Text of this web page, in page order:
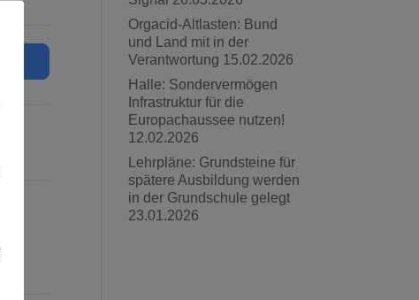
Orgacid-Altlasten: Bund
und Land mit in der
Verantwortung 15.02.2026
Halle: Sondervermögen
Infrastruktur für die
Europachaussee nutzen!
12.02.2026
Lehrpläne: Grundsteine für
spätere Ausbildung werden
in der Grundschule gelegt
23.01.2026